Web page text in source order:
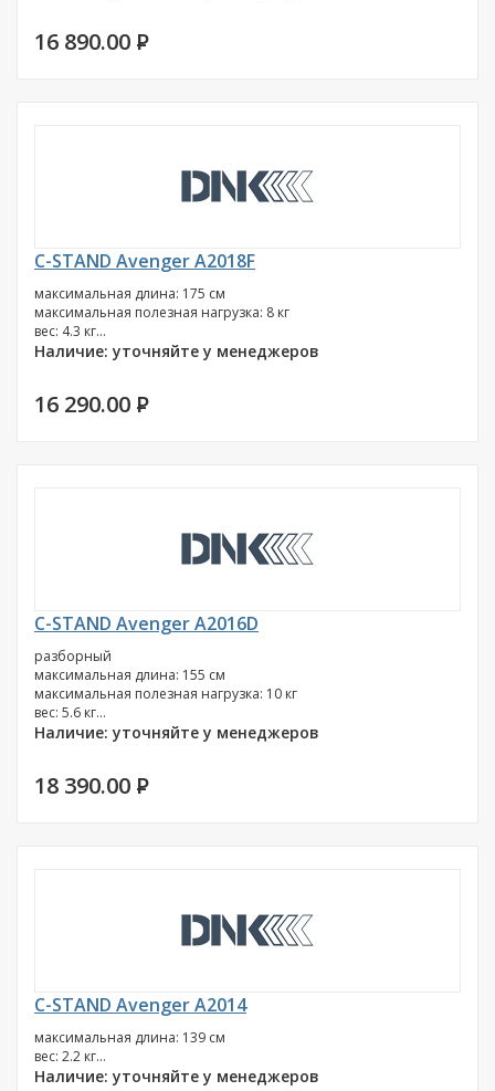
16 890.00 P
C-STAND Avenger A2018F
максимальная длина: 175 см
максимальная полезная нагрузка: 8 кг
вес: 4.3 кг...
Наличие: уточняйте у менеджеров
16 290.00 P
C-STAND Avenger A2016D
разборный
максимальная длина: 155 см
максимальная полезная нагрузка: 10 кг
вес: 5.6 кг...
Наличие: уточняйте у менеджеров
18 390.00 P
C-STAND Avenger A2014
максимальная длина: 139 см
вес: 2.2 кг...
Наличие: уточняйте у менеджеров